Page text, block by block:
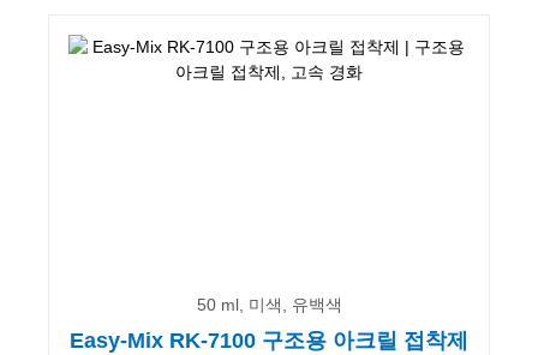
50 ml, 미색, 유백색
Easy-Mix RK-7100 구조용 아크릴 접착제